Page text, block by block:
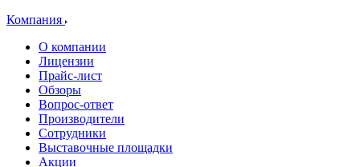
Компания
О компании
Лицензии
Прайс-лист
Обзоры
Вопрос-ответ
Производители
Сотрудники
Выставочные площадки
Акции